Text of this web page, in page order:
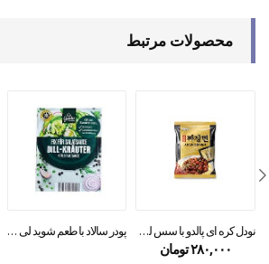
محصولات مرتبط
نودل کره ای پالدو با سس لوبیا سیاه جاجانگ ۲۰۰ گرمی
۲۸۰,۰۰۰تومان
پودر سالاد با طعم شوید لی گاستو